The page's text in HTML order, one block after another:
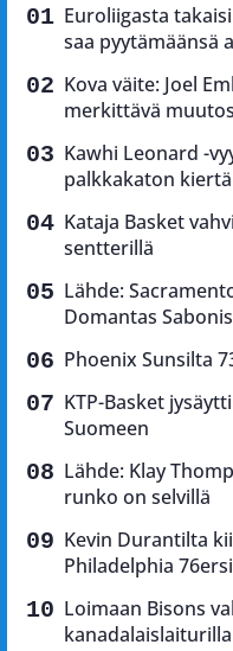
Euroliigasta
saa pyytämäänsä
Kova väite: Joel
merkittävä muutos
Kawhi Leonard -
palkkakaton
Kataja Basket
sentterillä
Lähde:
Domantas
Phoenix Sunsilta
KTP-Basket
Suomeen
Lähde: Klay
runko on selvillä
Kevin Durantilta
Philadelphia
Loimaan Bisons
kanadalaislaiturilla